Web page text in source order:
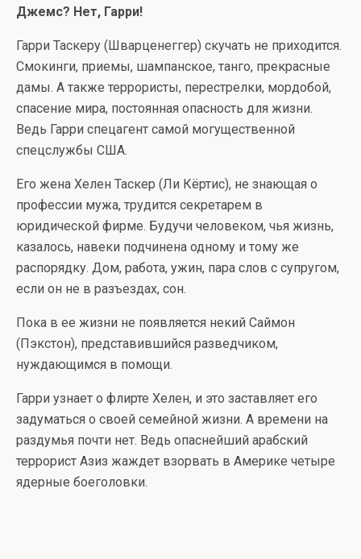
Джемс? Нет, Гарри!
Гарри Таскеру (Шварценеггер) скучать не приходится.
Смокинги, приемы, шампанское, танго, прекрасные
дамы. А также террористы, перестрелки, мордобой,
спасение мира, постоянная опасность для жизни.
Ведь Гарри спецагент самой могущественной
спецслужбы США.
Его жена Хелен Таскер (Ли Кёртис), не знающая о
профессии мужа, трудится секретарем в
юридической фирме. Будучи человеком, чья жизнь,
казалось, навеки подчинена одному и тому же
распорядку. Дом, работа, ужин, пара слов с супругом,
если он не в разъездах, сон.
Пока в ее жизни не появляется некий Саймон
(Пэкстон), представившийся разведчиком,
нуждающимся в помощи.
Гарри узнает о флирте Хелен, и это заставляет его
задуматься о своей семейной жизни. А времени на
раздумья почти нет. Ведь опаснейший арабский
террорист Азиз жаждет взорвать в Америке четыре
ядерные боеголовки.